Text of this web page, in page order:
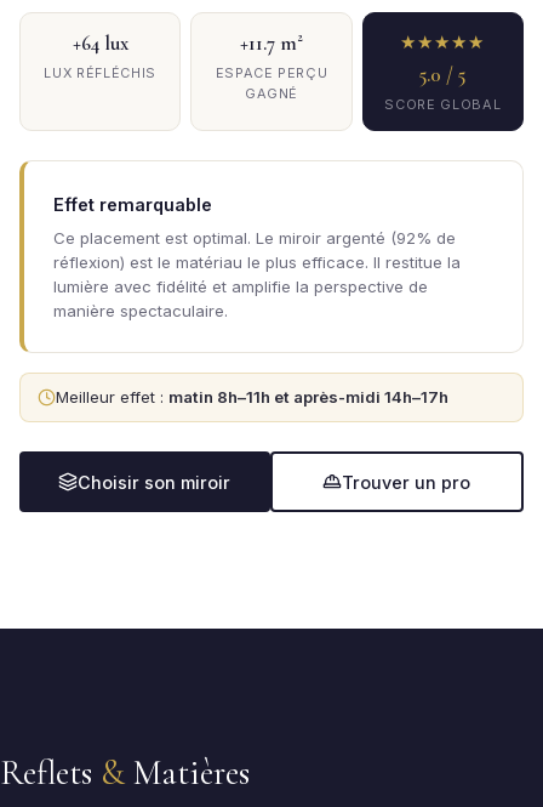
+64 lux
LUX RÉFLÉCHIS
+11.7 m²
ESPACE PERÇU
GAGNÉ
★★★★★
5.0 / 5
SCORE GLOBAL
Effet remarquable
Ce placement est optimal. Le miroir argenté (92% de
réflexion) est le matériau le plus efficace. Il restitue la
lumière avec fidélité et amplifie la perspective de
manière spectaculaire.
Meilleur effet : matin 8h–11h et après-midi 14h–17h
Choisir son miroir Trouver un pro
Reflets & Matières